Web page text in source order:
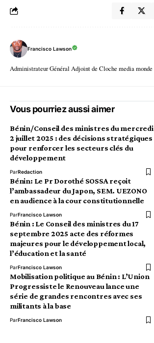
Francisco Lawson
Administrateur Général Adjoint de Cloche media monde
Vous pourriez aussi aimer
Bénin/Conseil des ministres du mercredi
2 juillet 2025 : des décisions stratégiques
pour renforcer les secteurs clés du
développement
ParRedaction
Bénin: Le Pr Dorothé SOSSA reçoit
l’ambassadeur du Japon, SEM. UEZONO
en audience à la cour constitutionnelle
ParFrancisco Lawson
Bénin : Le Conseil des ministres du 17
septembre 2025 acte des réformes
majeures pour le développement local,
l’éducation et la santé
ParFrancisco Lawson
Mobilisation politique au Bénin : L’Union
Progressiste le Renouveau lance une
série de grandes rencontres avec ses
militants à la base
ParFrancisco Lawson